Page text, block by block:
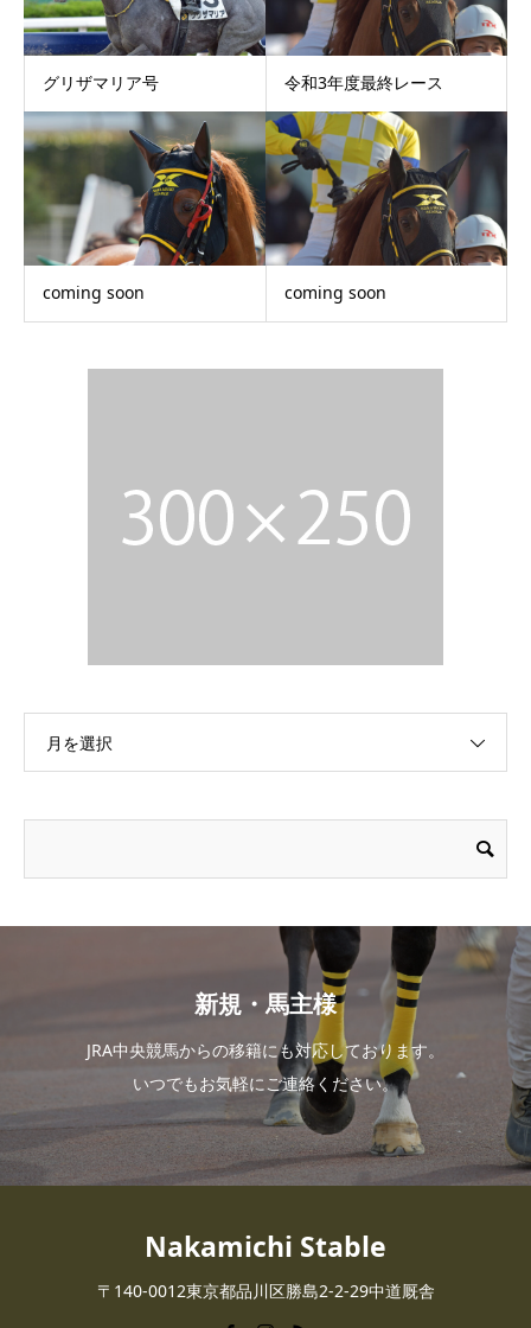
グリザマリア号 令和3年度最終レース
coming soon coming soon
月を選択
新規・馬主様
JRA中央競馬からの移籍にも対応しております。
いつでもお気軽にご連絡ください。
Nakamichi Stable
〒140-0012東京都品川区勝島2-2-29中道厩舎